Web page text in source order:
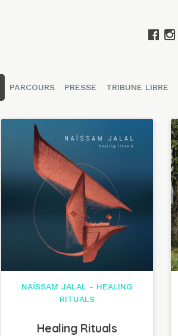
PARCOURS PRESSE TRIBUNE LIBRE
NAÏSSAM JALAL - HEALING
RITUALS
Healing Rituals